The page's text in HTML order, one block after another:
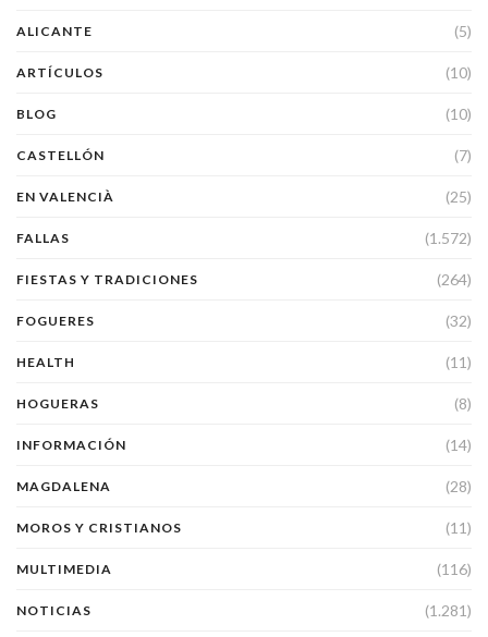
ALICANTE (5)
ARTÍCULOS (10)
BLOG (10)
CASTELLÓN (7)
EN VALENCIÀ (25)
FALLAS (1.572)
FIESTAS Y TRADICIONES (264)
FOGUERES (32)
HEALTH (11)
HOGUERAS (8)
INFORMACIÓN (14)
MAGDALENA (28)
MOROS Y CRISTIANOS (11)
MULTIMEDIA (116)
NOTICIAS (1.281)